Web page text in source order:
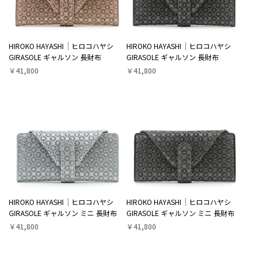
HIROKO HAYASHI
ヒロコハヤシ
GIRASOLE ギャルソン 長財布
￥41,800
HIROKO HAYASHI
ヒロコハヤシ
GIRASOLE ギャルソン 長財布
￥41,800
HIROKO HAYASHI
ヒロコハヤシ
GIRASOLE ギャルソン ミニ 長財布
￥41,800
HIROKO HAYASHI
ヒロコハヤシ
GIRASOLE ギャルソン ミニ 長財布
￥41,800